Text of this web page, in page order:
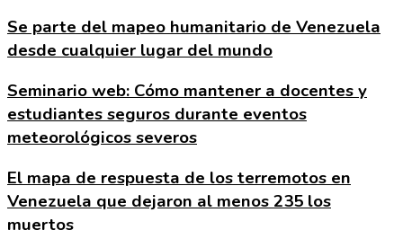
Se parte del mapeo humanitario de Venezuela
desde cualquier lugar del mundo
Seminario web: Cómo mantener a docentes y
estudiantes seguros durante eventos
meteorológicos severos
El mapa de respuesta de los terremotos en
Venezuela que dejaron al menos 235 los
muertos